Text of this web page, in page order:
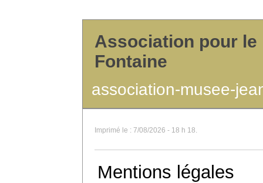
Association pour le
Fontaine
association-musee-
Imprimé le : 7/08/2026 - 18 h 18.
Mentions légales